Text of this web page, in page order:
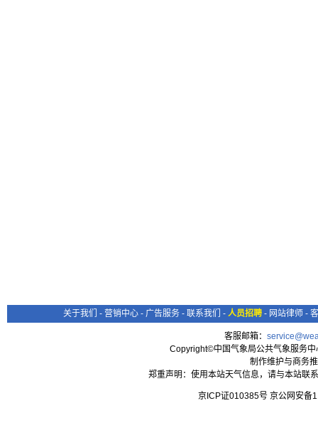
关于我们 - 营销中心 - 广告服务 - 联系我们 - 人员招聘 - 网站律师 -
客服邮箱：
Copyright©中国气象局公共气象服务
制作维护与商务
郑重声明：使用本站天气信息，请与本站联
京ICP证010385号 京公网安备